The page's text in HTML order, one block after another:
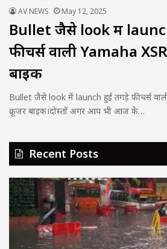
AV NEWS May 12, 2025
Bullet जैसे look में
फीचर्स वाली Yamaha
बाइक
Bullet जैसे look में launch हुई तगड़े फीचर्स
क्रूजर बाइक।दोस्तों अगर आप भी आज के…
Recent Posts